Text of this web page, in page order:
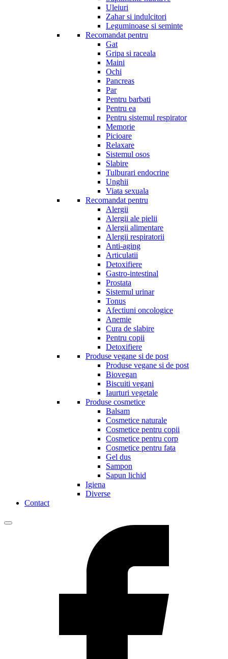
Uleiuri
Zahar si indulcitori
Leguminoase si seminte
Recomandat pentru
Gat
Gripa si raceala
Maini
Ochi
Pancreas
Par
Pentru barbati
Pentru ea
Pentru sistemul respirator
Memorie
Picioare
Relaxare
Sistemul osos
Slabire
Tulburari endocrine
Unghii
Viata sexuala
Recomandat pentru
Alergii
Alergii ale pielii
Alergii alimentare
Alergii respiratorii
Anti-aging
Articulatii
Detoxifiere
Gastro-intestinal
Prostata
Sistemul urinar
Tonus
Afectiuni oncologice
Anemie
Cura de slabire
Pentru copii
Detoxifiere
Produse vegane si de post
Produse vegane si de post
Biovegan
Biscuiti vegani
Iaurturi vegetale
Produse cosmetice
Balsam
Cosmetice naturale
Cosmetice pentru copii
Cosmetice pentru corp
Cosmetice pentru fata
Gel dus
Sampon
Sapun lichid
Igiena
Diverse
Contact